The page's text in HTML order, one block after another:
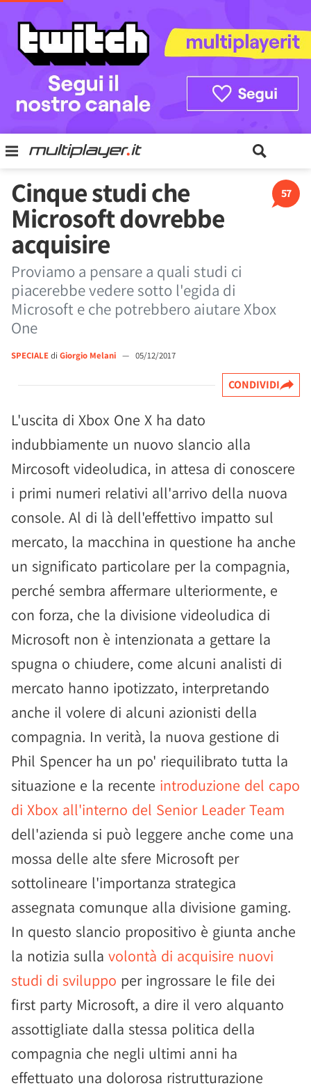
57
Cinque studi che
Microsoft dovrebbe
acquisire
Proviamo a pensare a quali studi ci
piacerebbe vedere sotto l'egida di
Microsoft e che potrebbero aiutare Xbox
One
SPECIALEdi Giorgio Melani — 05/12/2017
CONDIVIDI
L'uscita di Xbox One X ha dato
indubbiamente un nuovo slancio alla
Mircosoft videoludica, in attesa di conoscere
i primi numeri relativi all'arrivo della nuova
console. Al di là dell'effettivo impatto sul
mercato, la macchina in questione ha anche
un significato particolare per la compagnia,
perché sembra affermare ulteriormente, e
con forza, che la divisione videoludica di
Microsoft non è intenzionata a gettare la
spugna o chiudere, come alcuni analisti di
mercato hanno ipotizzato, interpretando
anche il volere di alcuni azionisti della
compagnia. In verità, la nuova gestione di
Phil Spencer ha un po' riequilibrato tutta la
situazione e la recente introduzione del capo
di Xbox all'interno del Senior Leader Team
dell'azienda si può leggere anche come una
mossa delle alte sfere Microsoft per
sottolineare l'importanza strategica
assegnata comunque alla divisione gaming.
In questo slancio propositivo è giunta anche
la notizia sulla volontà di acquisire nuovi
studi di sviluppo per ingrossare le file dei
first party Microsoft, a dire il vero alquanto
assottigliate dalla stessa politica della
compagnia che negli ultimi anni ha
effettuato una dolorosa ristrutturazione